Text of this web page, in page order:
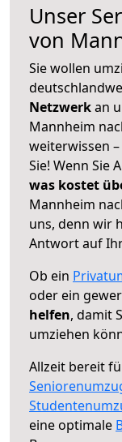
Unser
von
Sie wollen
Netzwerkan
Mannheim
weiterwissen
Sie! Wenn Sie
was kostet
Mannheim
uns, denn wir
Antwort auf
Ob ein
oder ein
helfen, damit
umziehen
Allzeit bereit
eine optimale